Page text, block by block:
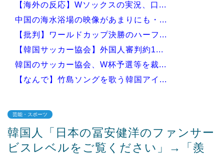
【海外の反応】Wソックスの実況、口...
中国の海水浴場の映像があまりにも・...
【批判】ワールドカップ決勝のハーフ...
【韓国サッカー協会】外国人審判約1...
韓国のサッカー協会、W杯予選等を裁...
【なんで】竹島ソングを歌う韓国アイ...
Powered by livedoor 相互RSS
芸能・スポーツ
韓国人「日本の冨安健洋のファンサー
ビスレベルをご覧ください」→「羨